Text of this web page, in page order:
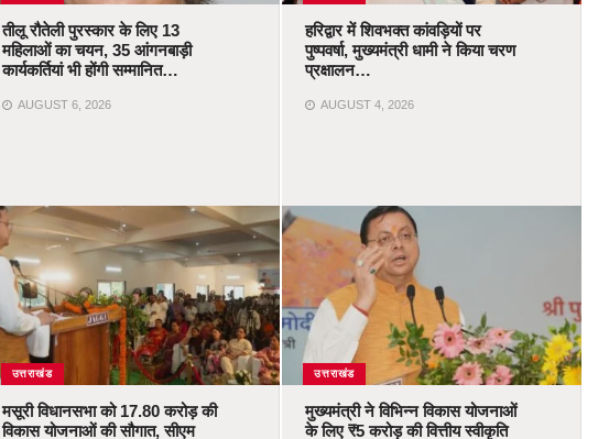
तीलू रौतेली पुरस्कार के लिए 13
महिलाओं का चयन, 35 आंगनबाड़ी
कार्यकर्तियां भी होंगी सम्मानित…
AUGUST 6, 2026
उत्तराखंड
मसूरी विधानसभा को 17.80 करोड़ की
विकास योजनाओं की सौगात, सीएम
हरिद्वार में शिवभक्त कांवड़ियों पर
पुष्पवर्षा, मुख्यमंत्री धामी ने किया चरण
प्रक्षालन…
AUGUST 4, 2026
उत्तराखंड
मुख्यमंत्री ने विभिन्न विकास योजनाओं
के लिए ₹5 करोड़ की वित्तीय स्वीकृति